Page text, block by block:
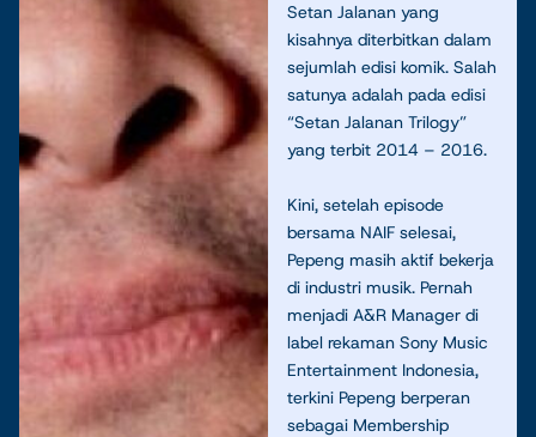
Setan Jalanan yang
kisahnya diterbitkan dalam
sejumlah edisi komik. Salah
satunya adalah pada edisi
“Setan Jalanan Trilogy”
yang terbit 2014 – 2016.
Kini, setelah episode
bersama NAIF selesai,
Pepeng masih aktif bekerja
di industri musik. Pernah
menjadi A&R Manager di
label rekaman Sony Music
Entertainment Indonesia,
terkini Pepeng berperan
sebagai Membership